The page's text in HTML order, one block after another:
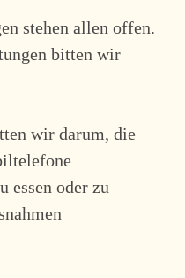
stehen allen offen.
bitten wir
wir darum, die
essen oder zu